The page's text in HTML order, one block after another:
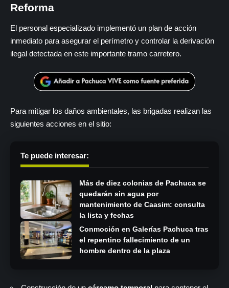
Reforma
El personal especializado implementó un plan de acción
inmediato para asegurar el perímetro y controlar la derivación
ilegal detectada en este importante tramo carretero.
Para mitigar los daños ambientales, las brigadas realizan las
siguientes acciones en el sitio:
Te puede interesar:
Más de diez colonias de Pachuca se
quedarán sin agua por
mantenimiento de Caasim: consulta
la lista y fechas
Conmoción en Galerías Pachuca tras
el repentino fallecimiento de un
hombre dentro de la plaza